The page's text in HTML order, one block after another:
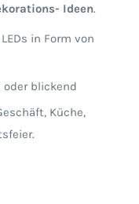
Ideen.
in Form von
blickend
Küche,